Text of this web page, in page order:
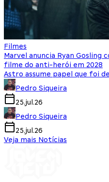
Filmes
Marvel anuncia Ryan Gosling
filme do anti-herói em 2028
Astro assume papel que foi
Pedro Siqueira
25.jul.26
Pedro Siqueira
25.jul.26
Veja mais Notícias